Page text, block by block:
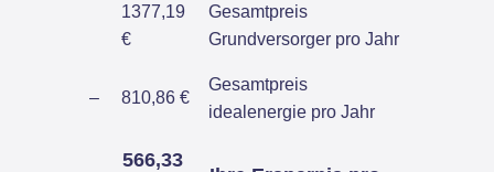
1377,19
€
Gesamtpreis
Grundversorger pro Jahr
– 810,86 €
Gesamtpreis
idealenergie pro Jahr
566,33